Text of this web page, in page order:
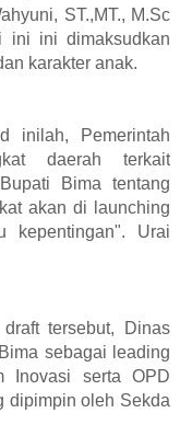
ST.,MT., M.Sc
ini ini dimaksudkan
karakter anak.
inilah, Pemerintah
daerah terkait
Bima tentang
akan di launching
kepentingan". Urai
tersebut, Dinas
sebagai leading
Inovasi serta OPD
dipimpin oleh Sekda